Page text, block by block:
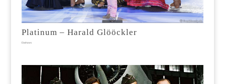
Platinum – Harald Glööckler
Eisshows